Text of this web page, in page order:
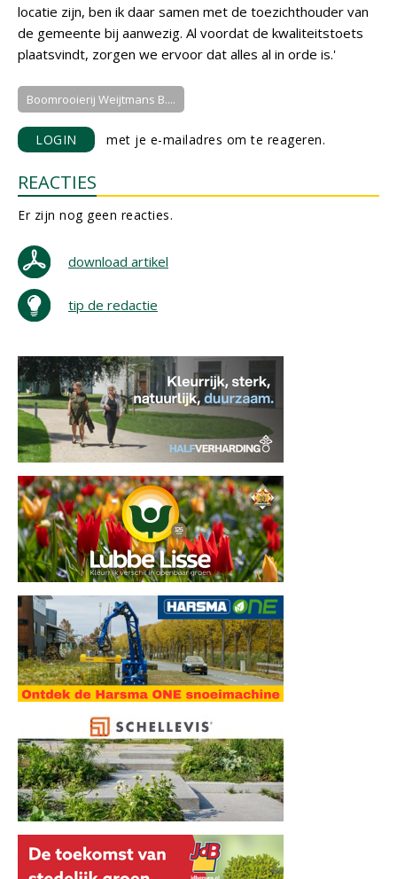
locatie zijn, ben ik daar samen met de toezichthouder van
de gemeente bij aanwezig. Al voordat de kwaliteitstoets
plaatsvindt, zorgen we ervoor dat alles al in orde is.'
Boomrooierij Weijtmans B....
LOGIN met je e-mailadres om te reageren.
REACTIES
Er zijn nog geen reacties.
download artikel
tip de redactie